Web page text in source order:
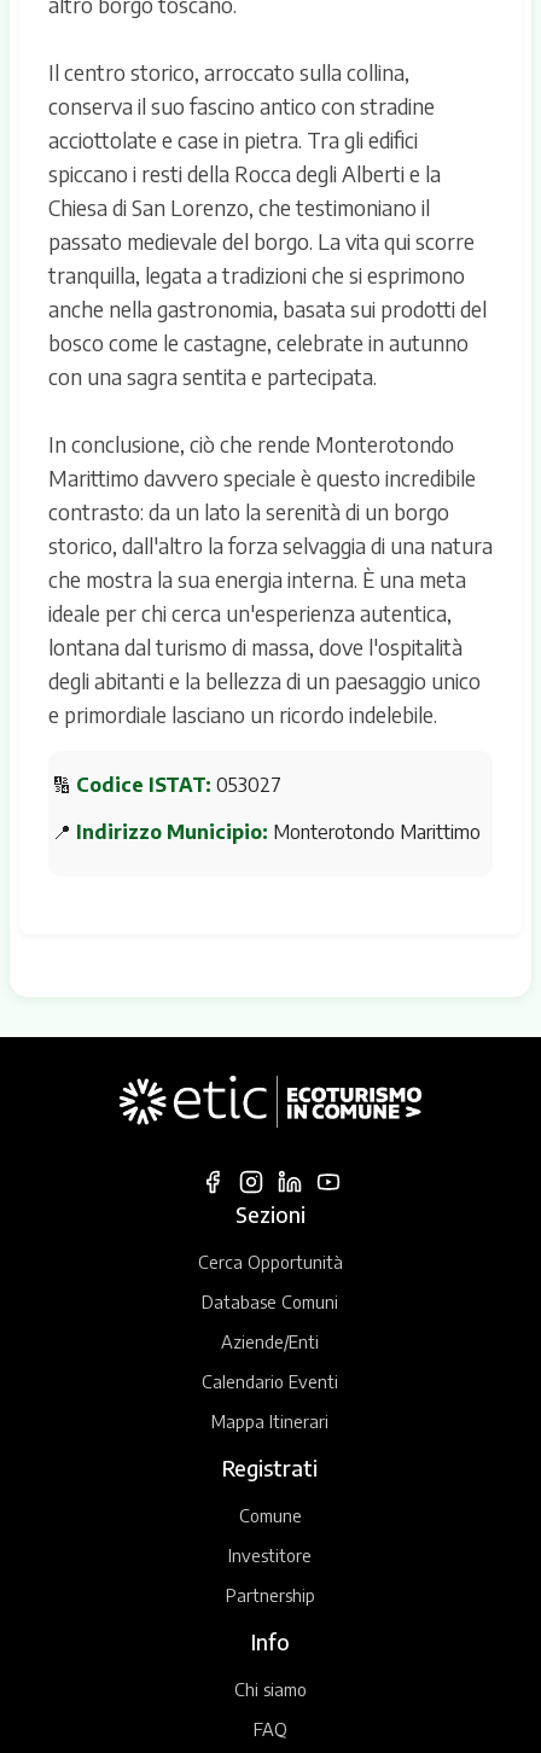
Il centro storico, arroccato sulla collina,
conserva il suo fascino antico con stradine
acciottolate e case in pietra. Tra gli edifici
spiccano i resti della Rocca degli Alberti e la
Chiesa di San Lorenzo, che testimoniano il
passato medievale del borgo. La vita qui scorre
tranquilla, legata a tradizioni che si esprimono
anche nella gastronomia, basata sui prodotti del
bosco come le castagne, celebrate in autunno
con una sagra sentita e partecipata.
In conclusione, ciò che rende Monterotondo
Marittimo davvero speciale è questo incredibile
contrasto: da un lato la serenità di un borgo
storico, dall'altro la forza selvaggia di una natura
che mostra la sua energia interna. È una meta
ideale per chi cerca un'esperienza autentica,
lontana dal turismo di massa, dove l'ospitalità
degli abitanti e la bellezza di un paesaggio unico
e primordiale lasciano un ricordo indelebile.
🔢 Codice ISTAT: 053027
📍 Indirizzo Municipio: Monterotondo Marittimo
Sezioni
Cerca Opportunità
Database Comuni
Aziende/Enti
Calendario Eventi
Mappa Itinerari
Registrati
Comune
Investitore
Partnership
Info
Chi siamo
FAQ